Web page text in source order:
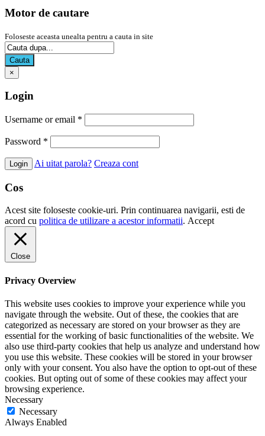
Motor de cautare
Foloseste aceasta unealta pentru a cauta in site
Cauta
×
Login
Username or email *
Password *
Ai uitat parola? Creaza cont
Cos
Acest site foloseste cookie-uri. Prin continuarea navigarii, esti de
acord cu politica de utilizare a acestor informatii. Accept
Close
Privacy Overview
This website uses cookies to improve your experience while you
navigate through the website. Out of these, the cookies that are
categorized as necessary are stored on your browser as they are
essential for the working of basic functionalities of the website. We
also use third-party cookies that help us analyze and understand how
you use this website. These cookies will be stored in your browser
only with your consent. You also have the option to opt-out of these
cookies. But opting out of some of these cookies may affect your
browsing experience.
Necessary
Necessary
Always Enabled